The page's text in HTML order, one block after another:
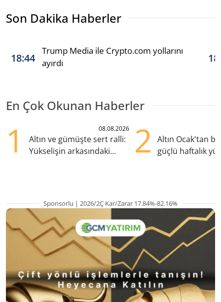
Son Dakika Haberler
18:44
Trump Media ile Crypto.com yollarını
ayırdı
En Çok Okunan Haberler
1 08.08.2026
Altın ve gümüşte sert ralli:
Yükselişin arkasındaki
2
Altın Ocak'tan
güçlü haftalık
Sponsorlu | 2026/2Ç Kar/Zarar 17.84%-82.16%